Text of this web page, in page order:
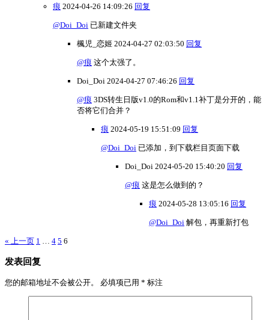
痕 2024-04-26 14:09:26 回复
@Doi_Doi 已新建文件夹
楓児_恋姬 2024-04-27 02:03:50 回复
@痕 这个太强了。
Doi_Doi 2024-04-27 07:46:26 回复
@痕 3DS转生日版v1.0的Rom和v1.1补丁是分开的，能
否将它们合并？
痕 2024-05-19 15:51:09 回复
@Doi_Doi 已添加，到下载栏目页面下载
Doi_Doi 2024-05-20 15:40:20 回复
@痕 这是怎么做到的？
痕 2024-05-28 13:05:16 回复
@Doi_Doi 解包，再重新打包
« 上一页 1 4 5 6
发表回复
您的邮箱地址不会被公开。 必填项已用 * 标注